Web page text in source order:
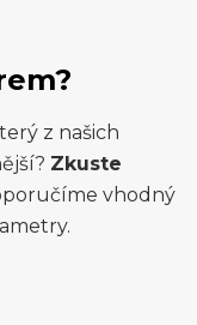
z našich
Zkuste
vhodný